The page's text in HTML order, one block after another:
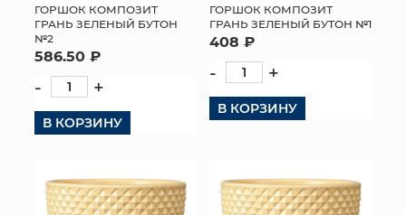
ГОРШОК КОМПОЗИТ
ГРАНЬ ЗЕЛЕНЫЙ БУТОН
№2
586.50 ₽
- +
В КОРЗИНУ
ГОРШОК КОМПОЗИТ
ГРАНЬ ЗЕЛЕНЫЙ БУТОН №1
408 ₽
- +
В КОРЗИНУ